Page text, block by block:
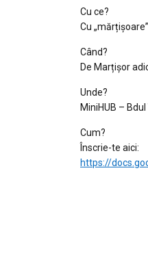
Cu ce?
Cu
Când?
De Marțișor
Unde?
MiniHUB – Bdul
Cum?
Înscrie-te aici:
https://